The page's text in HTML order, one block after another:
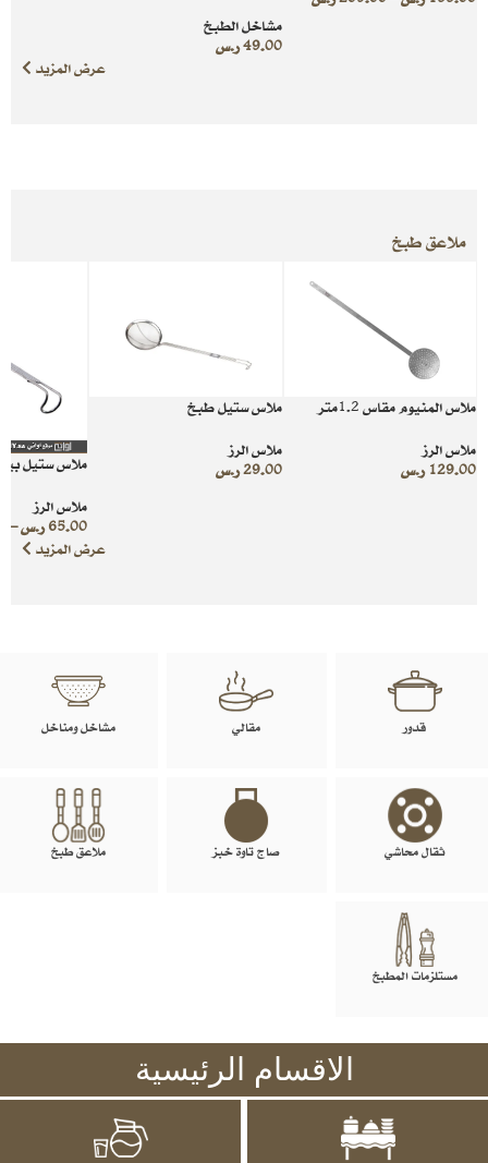
مشاخل الطبخ
49.00ر.س
عرض المزيد
ملاعق طبخ
ملاس المنيوم مقاس 1.2متر
ملاس الرز
129.00 ر.س
ملاس ستيل طبخ
ملاس الرز
29.00ر.س
ملاس ستيل
ملاس الرز
65.00ر.س–
عرض المزيد
قدور مقالي مشاخل ومناخل
ثقال محاشي صاج تاوة خبز ملاعق طبخ
مستلزمات المطبخ
الاقسام الرئيسية